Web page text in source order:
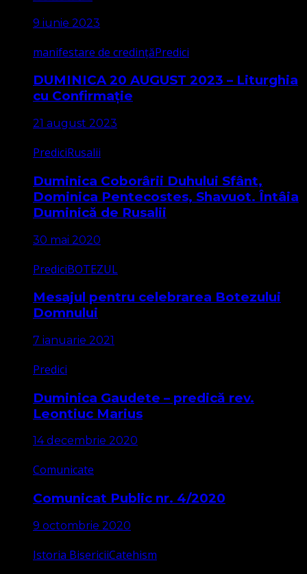
9 iunie 2023
manifestare de credințăPredici
DUMINICA 20 AUGUST 2023 – Liturghia
cu Confirmație
21 august 2023
PrediciRusalii
Duminica Coborârii Duhului Sfânt,
Dominica Pentecostes, Shavuot. Întâia
Duminică de Rusalii
30 mai 2020
PrediciBOTEZUL
Mesajul pentru celebrarea Botezului
Domnului
7 ianuarie 2021
Predici
Duminica Gaudete – predică rev.
Leontiuc Marius
14 decembrie 2020
Comunicate
Comunicat Public nr. 4/2020
9 octombrie 2020
Istoria BisericiiCatehism